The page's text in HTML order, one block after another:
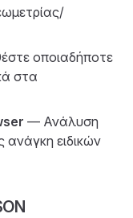
οποιαδήποτε
στα
— Ανάλυση
ανάγκη ειδικών